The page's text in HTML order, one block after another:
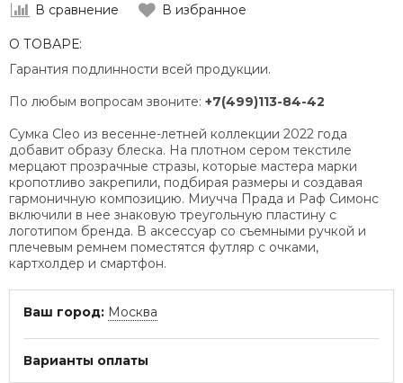
В сравнение В избранное
О ТОВАРЕ:
Гарантия подлинности всей продукции.
По любым вопросам звоните: +7(499)113-84-42
Сумка Cleo из весенне-летней коллекции 2022 года
добавит образу блеска. На плотном сером текстиле
мерцают прозрачные стразы, которые мастера марки
кропотливо закрепили, подбирая размеры и создавая
гармоничную композицию. Миучча Прада и Раф Симонс
включили в нее знаковую треугольную пластину с
логотипом бренда. В аксессуар со съемными ручкой и
плечевым ремнем поместятся футляр с очками,
картхолдер и смартфон.
Ваш город: Москва
Варианты оплаты